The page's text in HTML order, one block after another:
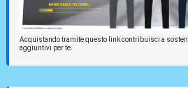
Acquistando tramite questo link contribuisci a
aggiuntivi per te.